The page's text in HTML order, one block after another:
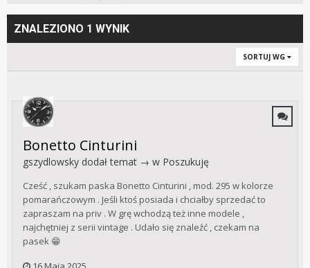
ZNALEZIONO 1 WYNIK
SORTUJ WG
Bonetto Cinturini
gszydlowsky dodał temat → w Poszukuję
Cześć , szukam paska Bonetto Cinturini , mod. 295 w kolorze
pomarańczowym . Jeśli ktoś posiada i chciałby sprzedać to
zapraszam na priv . W grę wchodzą też inne modele ,
najchętniej z serii vintage . Udało się znaleźć , czekam na
pasek 😁